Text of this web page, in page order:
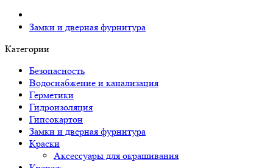
Замки и дверная фурнитура
Категории
Безопасность
Водоснабжение и канализация
Герметики
Гидроизоляция
Гипсокартон
Замки и дверная фурнитура
Краски
Аксессуары для окрашивания